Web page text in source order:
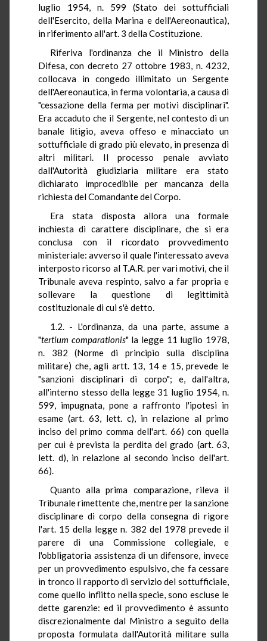
luglio 1954, n. 599 (Stato dei sottufficiali
dell'Esercito, della Marina e dell'Aereonautica),
in riferimento all'art. 3 della Costituzione.
Riferiva l'ordinanza che il Ministro della
Difesa, con decreto 27 ottobre 1983, n. 4232,
collocava in congedo illimitato un Sergente
dell'Aereonautica, in ferma volontaria, a causa di
"cessazione della ferma per motivi disciplinari".
Era accaduto che il Sergente, nel contesto di un
banale litigio, aveva offeso e minacciato un
sottufficiale di grado più elevato, in presenza di
altri militari. Il processo penale avviato
dall'Autorità giudiziaria militare era stato
dichiarato improcedibile per mancanza della
richiesta del Comandante del Corpo.
Era stata disposta allora una formale
inchiesta di carattere disciplinare, che si era
conclusa con il ricordato provvedimento
ministeriale: avverso il quale l'interessato aveva
interposto ricorso al T.A.R. per vari motivi, che il
Tribunale aveva respinto, salvo a far propria e
sollevare la questione di legittimità
costituzionale di cui s'è detto.
1.2. - L'ordinanza, da una parte, assume a
"tertium comparationis" la legge 11 luglio 1978,
n. 382 (Norme di principio sulla disciplina
militare) che, agli artt. 13, 14 e 15, prevede le
"sanzioni disciplinari di corpo"; e, dall'altra,
all'interno stesso della legge 31 luglio 1954, n.
599, impugnata, pone a raffronto l'ipotesi in
esame (art. 63, lett. c), in relazione al primo
inciso del primo comma dell'art. 66) con quella
per cui è prevista la perdita del grado (art. 63,
lett. d), in relazione al secondo inciso dell'art.
66).
Quanto alla prima comparazione, rileva il
Tribunale rimettente che, mentre per la sanzione
disciplinare di corpo della consegna di rigore
l'art. 15 della legge n. 382 del 1978 prevede il
parere di una Commissione collegiale, e
l'obbligatoria assistenza di un difensore, invece
per un provvedimento espulsivo, che fa cessare
in tronco il rapporto di servizio del sottufficiale,
come quello inflitto nella specie, sono escluse le
dette garenzie: ed il provvedimento è assunto
discrezionalmente dal Ministro a seguito della
proposta formulata dall'Autorità militare sulla